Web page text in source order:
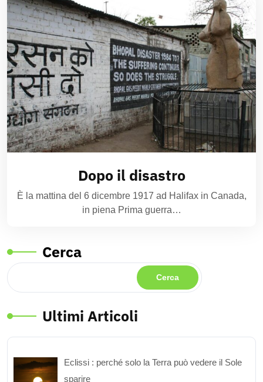
Dopo il disastro
È la mattina del 6 dicembre 1917 ad Halifax in Canada,
in piena Prima guerra…
Cerca
Cerca
Ultimi Articoli
Eclissi : perché solo la Terra può vedere il Sole
sparire